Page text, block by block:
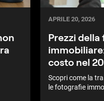
APRILE 20, 2026
Prezzi
costo nel
Scopri come la
le fotografie